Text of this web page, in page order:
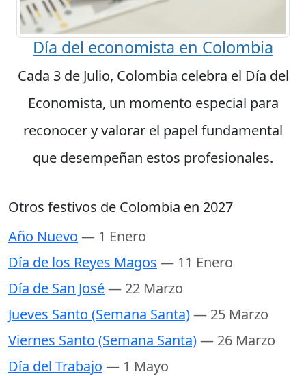
Día del economista en Colombia
Cada 3 de Julio, Colombia celebra el Día del
Economista, un momento especial para
reconocer y valorar el papel fundamental
que desempeñan estos profesionales.
Otros festivos de Colombia en 2027
Año Nuevo — 1 Enero
Día de los Reyes Magos — 11 Enero
Día de San José— 22 Marzo
Jueves Santo (Semana Santa)— 25 Marzo
Viernes Santo (Semana Santa)— 26 Marzo
Día del Trabajo — 1 Mayo